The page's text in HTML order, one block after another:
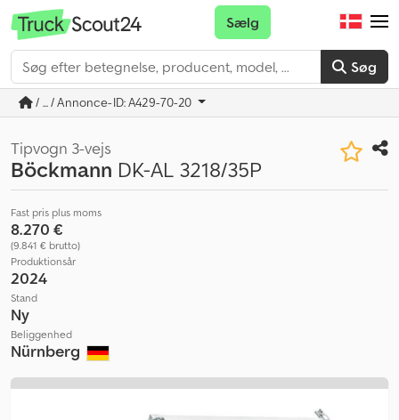
Søg
Sælg
/ ... / Annonce-ID: A429-70-20
Tipvogn 3-vejs
Böckmann DK-AL 3218/35P
Fast pris plus moms
8.270 €
(9.841 € brutto)
Produktionsår
2024
Stand
Ny
Beliggenhed
Nürnberg